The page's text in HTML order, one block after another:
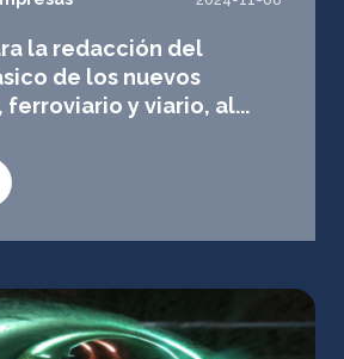
la redacción del
de los nuevos
ferroviario y viario, al...